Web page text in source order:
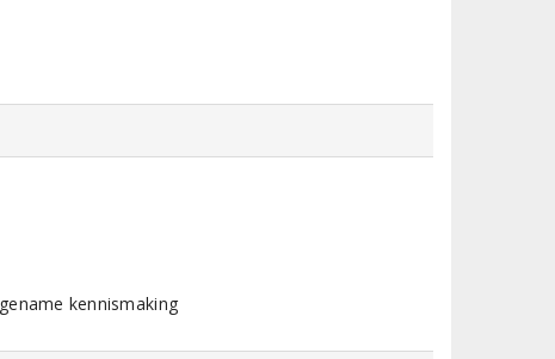
kennismaking